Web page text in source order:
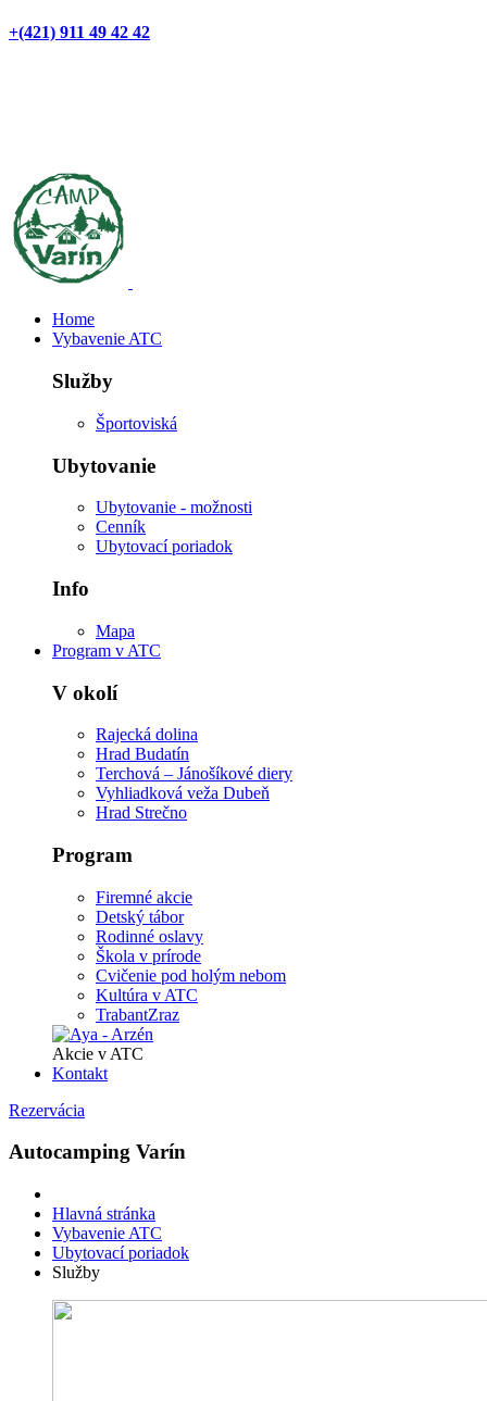
+(421) 911 49 42 42
Home
Vybavenie ATC
Služby
Športoviská
Ubytovanie
Ubytovanie - možnosti
Cenník
Ubytovací poriadok
Info
Mapa
Program v ATC
V okolí
Rajecká dolina
Hrad Budatín
Terchová – Jánošíkové diery
Vyhliadková veža Dubeň
Hrad Strečno
Program
Firemné akcie
Detský tábor
Rodinné oslavy
Škola v prírode
Cvičenie pod holým nebom
Kultúra v ATC
TrabantZraz
Akcie v ATC
Kontakt
Rezervácia
Autocamping Varín
Hlavná stránka
Vybavenie ATC
Ubytovací poriadok
Služby